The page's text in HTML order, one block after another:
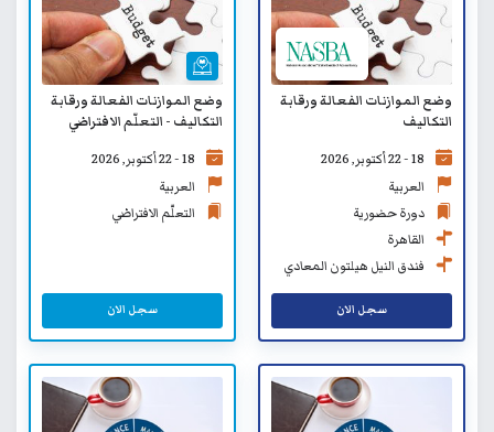
وضع الموازنات الفعالة ورقابة
التكاليف
18 - 22 أكتوبر, 2026
العربية
دورة حضورية
القاهرة
فندق النيل هيلتون المعادي
سجل الان
وضع الموازنات الفعالة ورقابة
التكاليف - التعلّم الافتراضي
18 - 22 أكتوبر, 2026
العربية
التعلّم الافتراضي
سجل الان